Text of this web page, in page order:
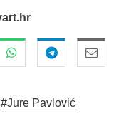
#Jure Pavlović